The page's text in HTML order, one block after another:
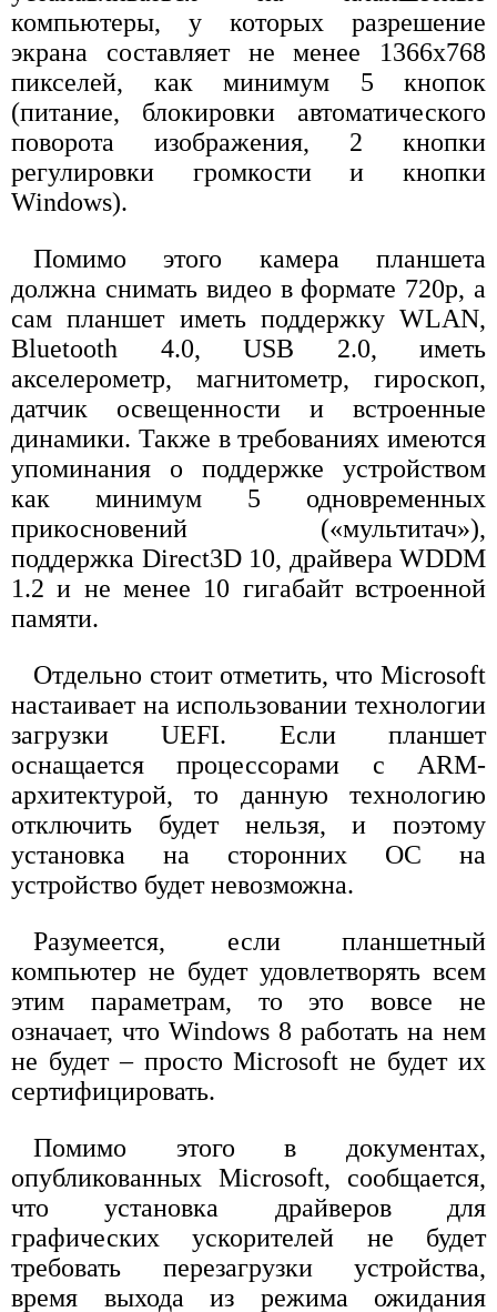
компьютеры, у которых разрешение
экрана составляет не менее 1366x768
пикселей, как минимум 5 кнопок
(питание, блокировки автоматического
поворота изображения, 2 кнопки
регулировки громкости и кнопки
Windows).
Помимо этого камера планшета
должна снимать видео в формате 720p, а
сам планшет иметь поддержку WLAN,
Bluetooth 4.0, USB 2.0, иметь
акселерометр, магнитометр, гироскоп,
датчик освещенности и встроенные
динамики. Также в требованиях имеются
упоминания о поддержке устройством
как минимум 5 одновременных
прикосновений («мультитач»),
поддержка Direct3D 10, драйвера WDDM
1.2 и не менее 10 гигабайт встроенной
памяти.
Отдельно стоит отметить, что Microsoft
настаивает на использовании технологии
загрузки UEFI. Если планшет
оснащается процессорами с ARM-
архитектурой, то данную технологию
отключить будет нельзя, и поэтому
установка на сторонних ОС на
устройство будет невозможна.
Разумеется, если планшетный
компьютер не будет удовлетворять всем
этим параметрам, то это вовсе не
означает, что Windows 8 работать на нем
не будет – просто Microsoft не будет их
сертифицировать.
Помимо этого в документах,
опубликованных Microsoft, сообщается,
что установка драйверов для
графических ускорителей не будет
требовать перезагрузки устройства,
время выхода из режима ожидания